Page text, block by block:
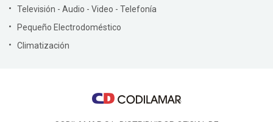
Televisión - Audio - Video - Telefonía
Pequeño Electrodoméstico
Climatización